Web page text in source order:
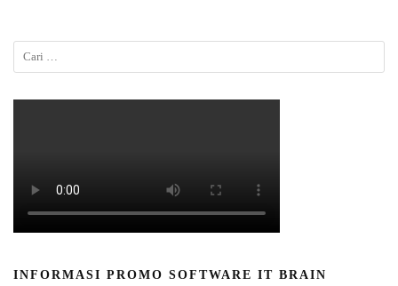
INFORMASI PROMO SOFTWARE IT BRAIN